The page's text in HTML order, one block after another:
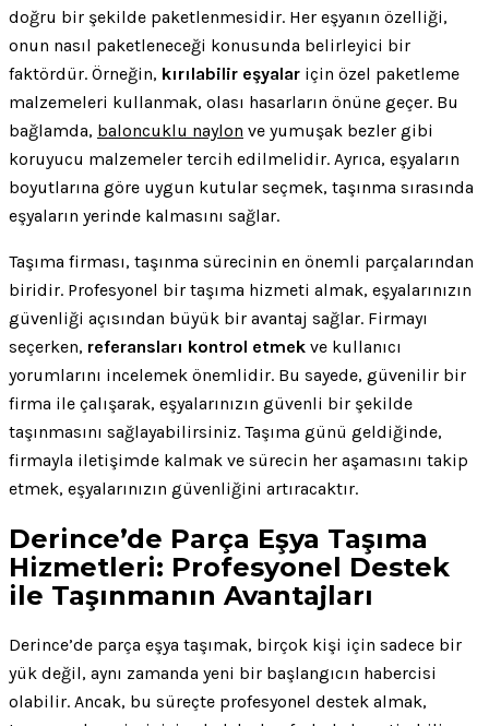
doğru bir şekilde paketlenmesidir. Her eşyanın özelliği,
onun nasıl paketleneceği konusunda belirleyici bir
faktördür. Örneğin, kırılabilir eşyalar için özel paketleme
malzemeleri kullanmak, olası hasarların önüne geçer. Bu
bağlamda, baloncuklu naylon ve yumuşak bezler gibi
koruyucu malzemeler tercih edilmelidir. Ayrıca, eşyaların
boyutlarına göre uygun kutular seçmek, taşınma sırasında
eşyaların yerinde kalmasını sağlar.
Taşıma firması, taşınma sürecinin en önemli parçalarından
biridir. Profesyonel bir taşıma hizmeti almak, eşyalarınızın
güvenliği açısından büyük bir avantaj sağlar. Firmayı
seçerken, referansları kontrol etmek ve kullanıcı
yorumlarını incelemek önemlidir. Bu sayede, güvenilir bir
firma ile çalışarak, eşyalarınızın güvenli bir şekilde
taşınmasını sağlayabilirsiniz. Taşıma günü geldiğinde,
firmayla iletişimde kalmak ve sürecin her aşamasını takip
etmek, eşyalarınızın güvenliğini artıracaktır.
Derince’de Parça Eşya Taşıma
Hizmetleri: Profesyonel Destek
ile Taşınmanın Avantajları
Derince’de parça eşya taşımak, birçok kişi için sadece bir
yük değil, aynı zamanda yeni bir başlangıcın habercisi
olabilir. Ancak, bu süreçte profesyonel destek almak,